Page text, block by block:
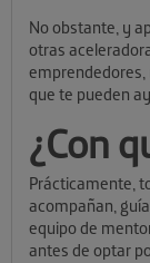
No obstante, y
otras
emprendedores,
que te pueden
¿Con
Prácticamente,
acompañan,
equipo de
antes de optar